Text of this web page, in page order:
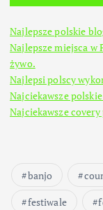
Najlepsze polskie
Najlepsze miejsca w
żywo.
Najlepsi polscy
Najciekawsze
Najciekawsze
banjo
festiwale